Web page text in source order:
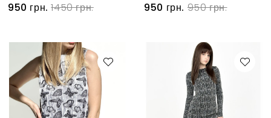
950 грн. 1450 грн. 950 грн. 950 грн.